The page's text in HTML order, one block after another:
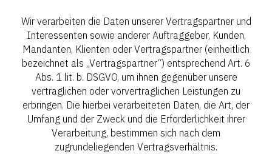
Wir verarbeiten die Daten unserer Vertragspartner und
Interessenten sowie anderer Auftraggeber, Kunden,
Mandanten, Klienten oder Vertragspartner (einheitlich
bezeichnet als „Vertragspartner“) entsprechend Art. 6
Abs. 1 lit. b. DSGVO, um ihnen gegenüber unsere
vertraglichen oder vorvertraglichen Leistungen zu
erbringen. Die hierbei verarbeiteten Daten, die Art, der
Umfang und der Zweck und die Erforderlichkeit ihrer
Verarbeitung, bestimmen sich nach dem
zugrundeliegenden Vertragsverhältnis.